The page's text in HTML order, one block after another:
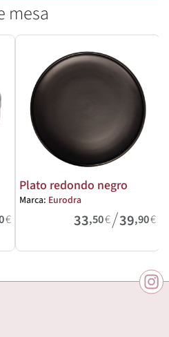
mesa
€
Plato redondo negro
Marca: Eurodra
33,50€/39,90€